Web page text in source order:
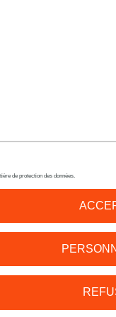
de protection des données.